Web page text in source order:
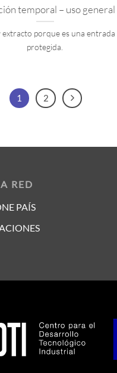
temporal – uso general
extracto porque es una entrada
protegida.
1 2
RED
PAÍS